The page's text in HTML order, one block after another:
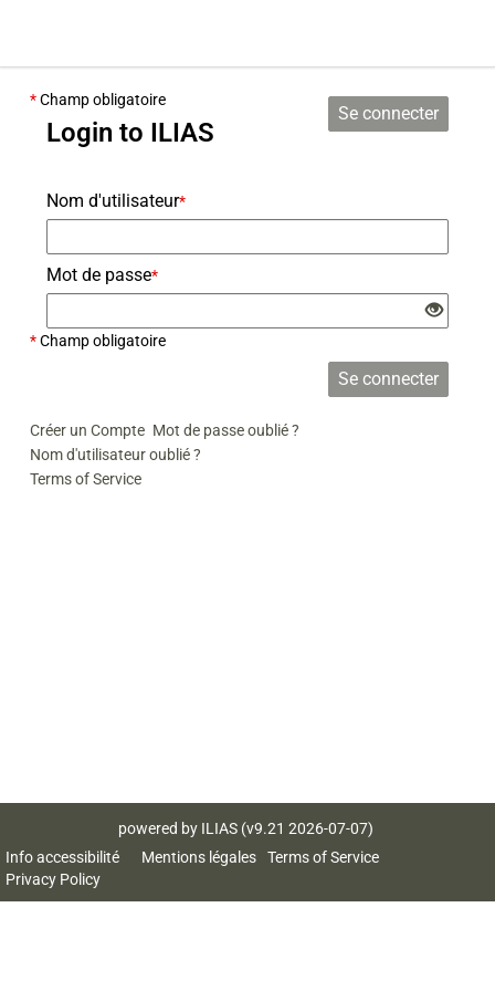
Se connecter
*Champ obligatoire
Login to ILIAS
Nom d'utilisateur*
Mot de passe*
*Champ obligatoire
Se connecter
Créer un Compte Mot de passe oublié ?
Nom d'utilisateur oublié ?
Terms of Service
powered by ILIAS (v9.21 2026-07-07)
Mentions légales
Info accessibilité
Terms of Service
Privacy Policy